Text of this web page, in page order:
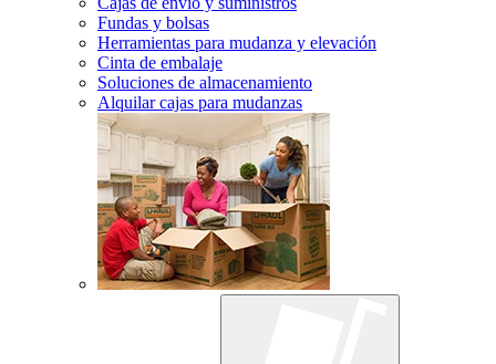
Fundas y bolsas
Herramientas para mudanza y elevación
Cinta de embalaje
Soluciones de almacenamiento
Alquilar cajas para mudanzas